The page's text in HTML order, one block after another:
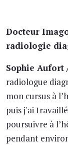
Docteur
radiologie
Sophie Aufort
radiologue
mon cursus à
puis j'ai
poursuivre à
pendant